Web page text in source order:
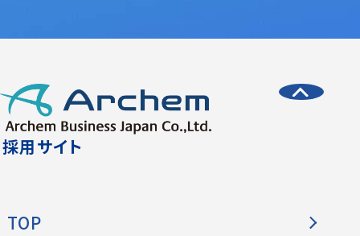
採用サイト
TOP